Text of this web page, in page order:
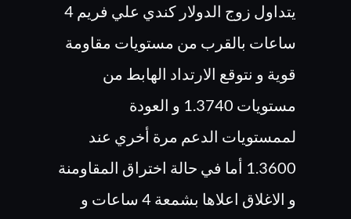
يتداول زوج الدولار كندي علي فريم 4
ساعات بالقرب من مستويات مقاومة
قوية و نتوقع الارتداد الهابط من
مستويات 1.3740 و العودة
لممستويات الدعم مرة أخري عند
1.3600 أما في حالة اختراق المقاومنة
و الاغلاق اعلاها بشمعة 4 ساعات و